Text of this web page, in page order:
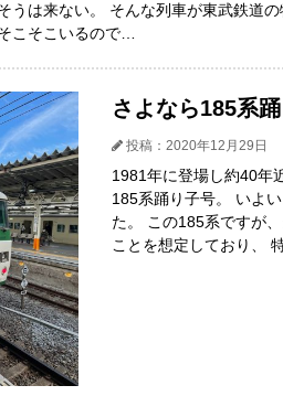
うは来ない。 そんな列車が東武鉄道
こそこいるので…
さよなら185系
投稿：2020年12月29日
1981年に登場し約40年
185系踊り子号。 いよ
た。 この185系ですが
ことを想定しており、